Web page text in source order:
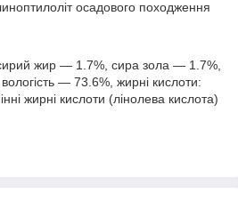
осадового походження
жир — 1.7%, сира зола — 1.7%,
— 73.6%, жирні кислоти:
жирні кислоти (лінолева кислота)